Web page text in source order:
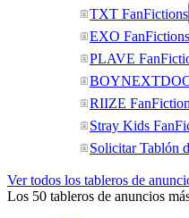
TXT FanFictions
EXO FanFictions
PLAVE
RIIZE
Stray Kids
Solicitar Tablón
Ver todos los tableros de
Los 50 tableros de anuncios